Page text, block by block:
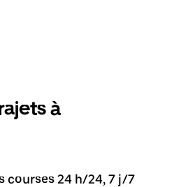
à
courses 24 h/24, 7 j/7